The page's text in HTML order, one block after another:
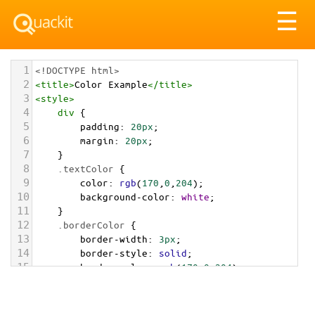
☰
1 <!DOCTYPE html>
2 <title>Color Example</title>
3 <style>
4 div {
5 padding: 20px;
6 margin: 20px;
7 }
8 .textColor {
9 color: rgb(170 0 204);
10 background-color: white;
11 }
12 .borderColor {
13 border-width: 3px;
14 border-style: solid;
15 border-color: rgb(170,0,204);